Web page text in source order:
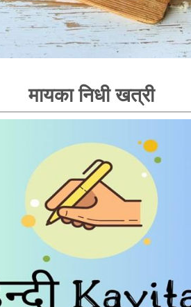
मायका निधी खत्री